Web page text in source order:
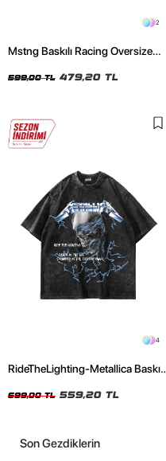
2
Mstng Baskılı Racing Oversize
599,00 TL 479,20 TL
4
RideTheLighting-Metallica Baskılı
Tshirt
699,00 TL 559,20 TL
Son Gezdiklerin